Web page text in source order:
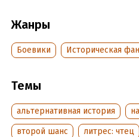
Дата написания:
Год издания:2025
Дата поступления:17 июля
Жанры
Боевики Историческая
Темы
альтернативная история
второй шанс
литрес: чтец